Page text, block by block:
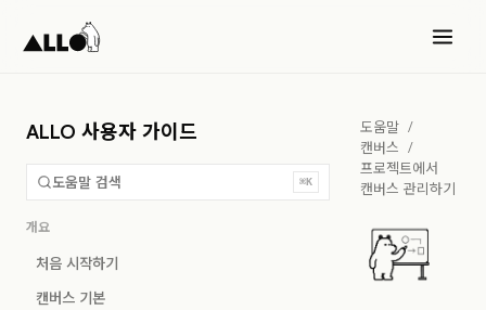
ALLO 사용자 가이드
도움말 검색 ⌘K
개요
처음 시작하기
캔버스 기본
도움말 /
캔버스 /
프로젝트에서
캔버스 관리하기